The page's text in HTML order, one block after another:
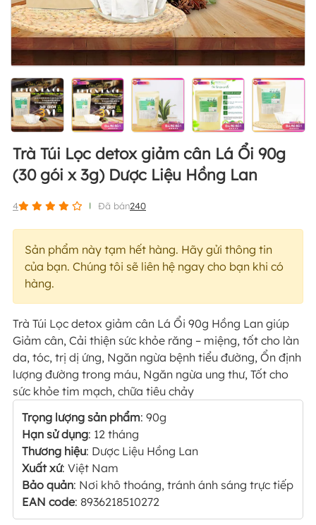
Trà Túi Lọc detox giảm cân Lá Ổi 90g
(30 gói x 3g) Dược Liệu Hồng Lan
4 Đã bán240
Sản phẩm này tạm hết hàng. Hãy gửi thông tin
của bạn. Chúng tôi sẽ liên hệ ngay cho bạn khi có
hàng.
Trà Túi Lọc detox giảm cân Lá Ổi 90g Hồng Lan giúp
Giảm cân, Cải thiện sức khỏe răng – miệng, tốt cho làn
da, tóc, trị dị ứng, Ngăn ngừa bệnh tiểu đường, Ổn định
lượng đường trong máu, Ngăn ngừa ung thư, Tốt cho
sức khỏe tim mạch, chữa tiêu chảy
Trọng lượng sản phẩm: 90g
Hạn sử dụng: 12 tháng
Thương hiệu: Dược Liệu Hồng Lan
Xuất xứ: Việt Nam
Bảo quản: Nơi khô thoáng, tránh ánh sáng trực tiếp
EAN code: 8936218510272